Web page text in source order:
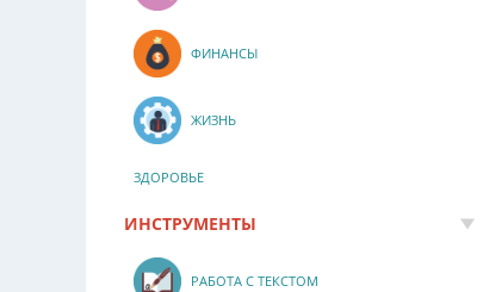
ФИНАНСЫ
ЖИЗНЬ
ЗДОРОВЬЕ
ИНСТРУМЕНТЫ
РАБОТА С ТЕКСТОМ